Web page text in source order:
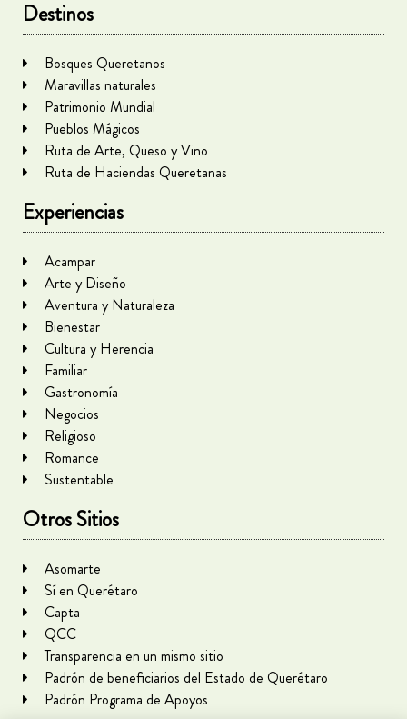
Destinos
Bosques Queretanos
Maravillas naturales
Patrimonio Mundial
Pueblos Mágicos
Ruta de Arte, Queso y Vino
Ruta de Haciendas Queretanas
Experiencias
Acampar
Arte y Diseño
Aventura y Naturaleza
Bienestar
Cultura y Herencia
Familiar
Gastronomía
Negocios
Religioso
Romance
Sustentable
Otros Sitios
Asomarte
Sí en Querétaro
Capta
QCC
Transparencia en un mismo sitio
Padrón de beneficiarios del Estado de Querétaro
Padrón Programa de Apoyos